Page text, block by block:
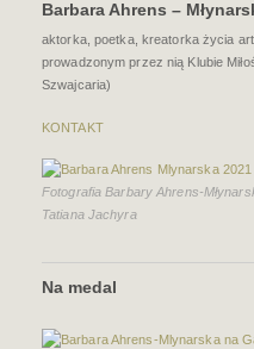
Barbara Ahrens –
aktorka, poetka, kreatorka życia
prowadzonym przez nią Klubie
Szwajcaria)
KONTAKT
Fotografia Barbary Ahrens-
Tatiana Jachyra
Na medal